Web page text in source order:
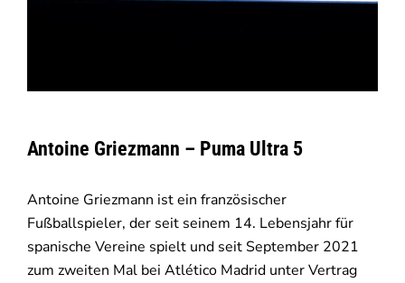
Antoine Griezmann – Puma Ultra 5
Antoine Griezmann ist ein französischer
Fußballspieler, der seit seinem 14. Lebensjahr für
spanische Vereine spielt und seit September 2021
zum zweiten Mal bei Atlético Madrid unter Vertrag